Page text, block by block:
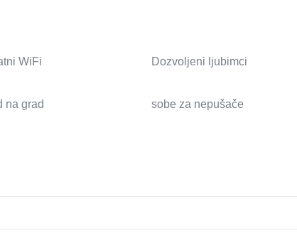
WiFi Dozvoljeni ljubimci
na grad sobe za nepušače